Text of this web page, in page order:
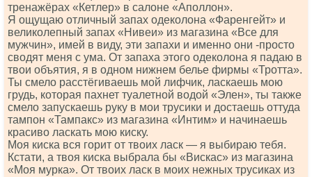
тренажёрах «Кетлер» в салоне «Аполлон».
Я ощущаю отличный запах одеколона «Фаренгейт» и
великолепный запах «Нивеи» из магазина «Все для
мужчин», имей в виду, эти запахи и именно они -просто
сводят меня с ума. От запаха этого одеколона я падаю в
твои объятия, я в одном нижнем белье фирмы «Тротта».
Ты смело расстёгиваешь мой лифчик, ласкаешь мою
грудь, которая пахнет туалетной водой «Элен», ты также
смело запускаешь руку в мои трусики и достаешь оттуда
тампон «Тампакс» из магазина «Интим» и начинаешь
красиво ласкать мою киску.
Моя киска вся горит от твоих ласк — я выбираю тебя.
Кстати, а твоя киска выбрала бы «Вискас» из магазина
«Моя мурка». От твоих ласк в моих нежных трусиках из